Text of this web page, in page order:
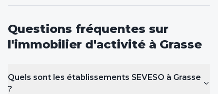
Questions fréquentes sur
l'immobilier d'activité à Grasse
Quels sont les établissements SEVESO à Grasse
?